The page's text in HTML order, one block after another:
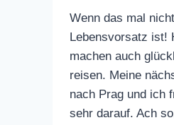
Wenn das mal
Lebensvorsatz ist!
machen auch
reisen. Meine
nach Prag und ich
sehr darauf. Ach